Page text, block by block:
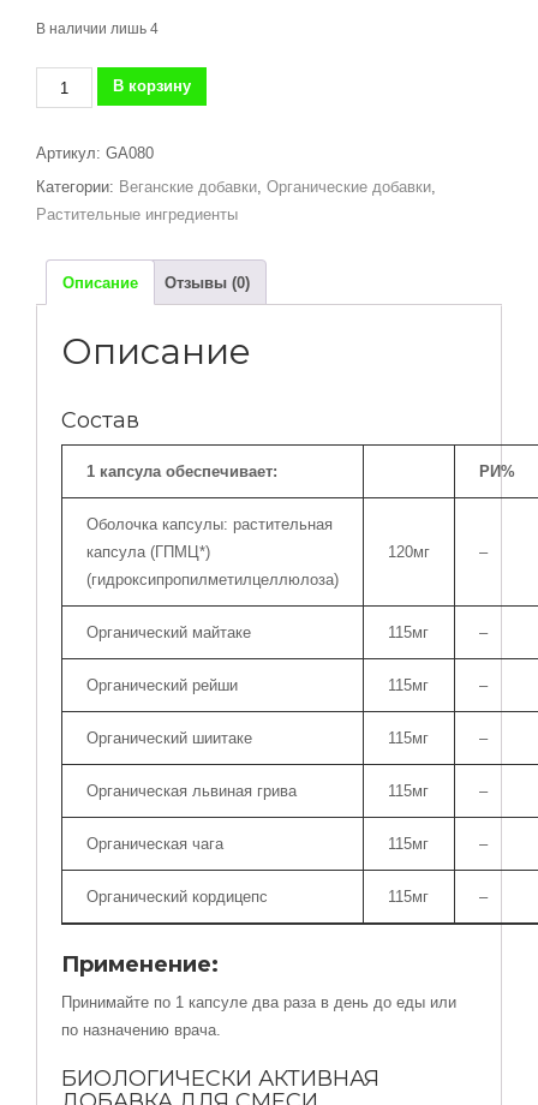
В наличии лишь 4
Количество
товара
органических
грибов
-
веганских
капсул
В корзину
Артикул: GA080
Категории: Веганские добавки, Органические добавки,
Растительные ингредиенты
Описание Отзывы (0)
Описание
Состав
1 капсула обеспечивает: РИ%
Оболочка капсулы: растительная
капсула (ГПМЦ*)
(гидроксипропилметилцеллюлоза)
120мг –
Органический майтаке 115мг –
Органический рейши 115мг –
Органический шиитаке 115мг –
Органическая львиная грива 115мг –
Органическая чага 115мг –
Органический кордицепс 115мг –
Применение:
Принимайте по 1 капсуле два раза в день до еды или
по назначению врача.
БИОЛОГИЧЕСКИ АКТИВНАЯ